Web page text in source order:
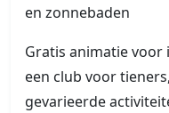
en zonnebaden
Gratis animatie voor
een club voor
gevarieerde